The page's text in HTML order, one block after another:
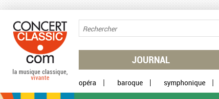
JOURNAL
opéra baroque symphonique